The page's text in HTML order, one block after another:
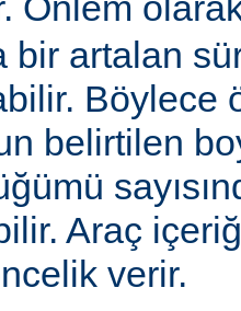
bir artalan
belirtilen
Araç
verir.